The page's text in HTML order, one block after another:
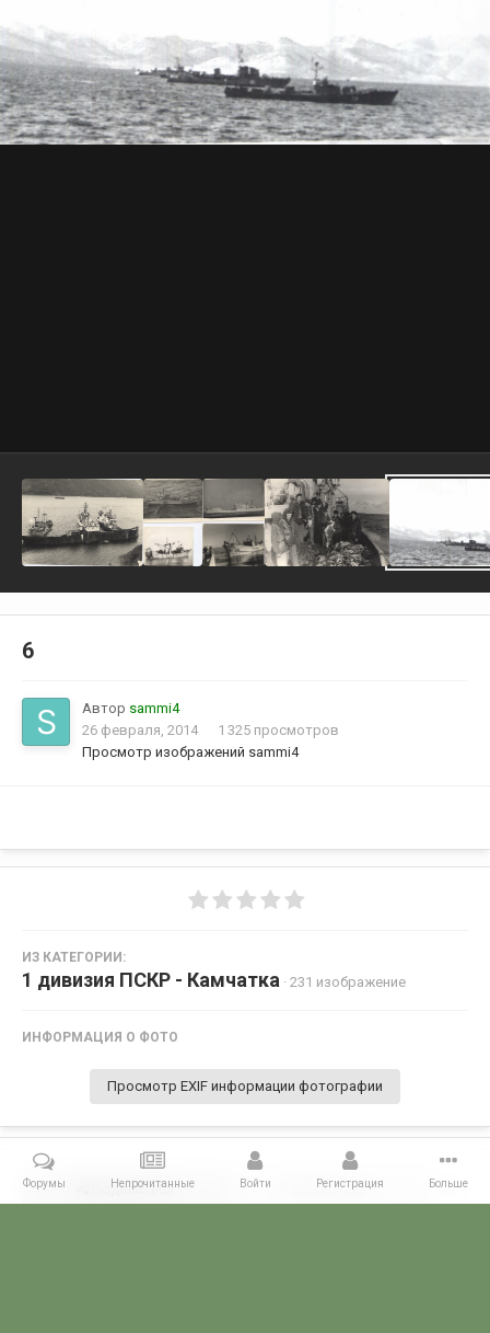
6
Автор sammi4
26 февраля, 2014
1 325 просмотров
Просмотр изображений sammi4
ИЗ КАТЕГОРИИ:
1 дивизия ПСКР - Камчатка · 231 изображение
ИНФОРМАЦИЯ О ФОТО
Просмотр EXIF информации фотографии
Поделиться Подписчики 0
Форумы Непрочитанные Войти Регистрация Больше